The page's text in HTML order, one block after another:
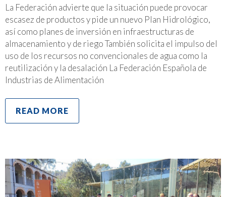
La Federación advierte que la situación puede provocar
escasez de productos y pide un nuevo Plan Hidrológico,
así como planes de inversión en infraestructuras de
almacenamiento y de riego También solicita el impulso del
uso de los recursos no convencionales de agua como la
reutilización y la desalación La Federación Española de
Industrias de Alimentación
READ MORE